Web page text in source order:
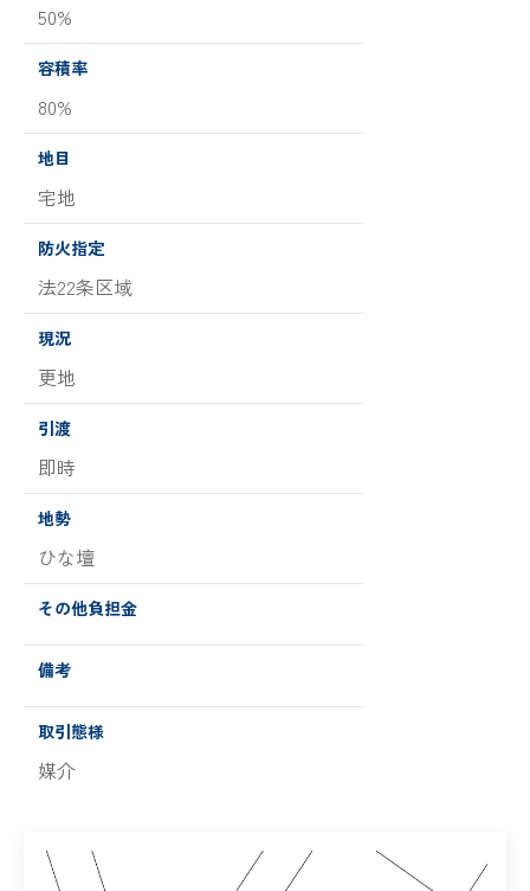
50%
容積率
80%
地目
宅地
防火指定
法22条区域
現況
更地
引渡
即時
地勢
ひな壇
その他負担金
備考
取引態様
媒介